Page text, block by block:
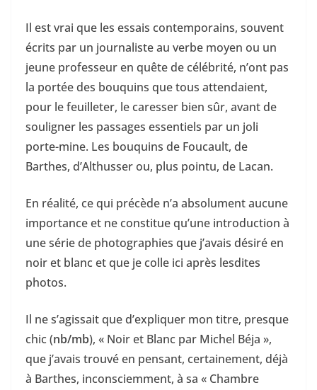
Il est vrai que les essais contemporains, souvent
écrits par un journaliste au verbe moyen ou un
jeune professeur en quête de célébrité, n’ont pas
la portée des bouquins que tous attendaient,
pour le feuilleter, le caresser bien sûr, avant de
souligner les passages essentiels par un joli
porte-mine. Les bouquins de Foucault, de
Barthes, d’Althusser ou, plus pointu, de Lacan.
En réalité, ce qui précède n’a absolument aucune
importance et ne constitue qu’une introduction à
une série de photographies que j’avais désiré en
noir et blanc et que je colle ici après lesdites
photos.
Il ne s’agissait que d’expliquer mon titre, presque
chic (nb/mb), « Noir et Blanc par Michel Béja »,
que j’avais trouvé en pensant, certainement, déjà
à Barthes, inconsciemment, à sa « Chambre